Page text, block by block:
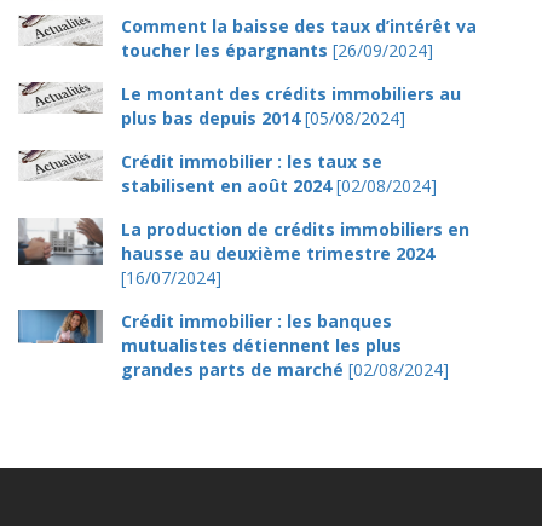
Comment la baisse des taux d’intérêt va
toucher les épargnants [26/09/2024]
Le montant des crédits immobiliers au
plus bas depuis 2014[05/08/2024]
Crédit immobilier : les taux se
stabilisent en août 2024[02/08/2024]
La production de crédits immobiliers en
hausse au deuxième trimestre 2024
[16/07/2024]
Crédit immobilier : les banques
mutualistes détiennent les plus
grandes parts de marché [02/08/2024]